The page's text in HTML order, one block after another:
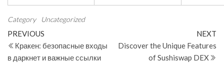
Category Uncategorized
Post
navigation
Previous
Post
PREVIOUS
Кракен: безопасные входы
в даркнет и важные ссылки
NEXT
Discover the Unique Features
of Sushiswap DEX